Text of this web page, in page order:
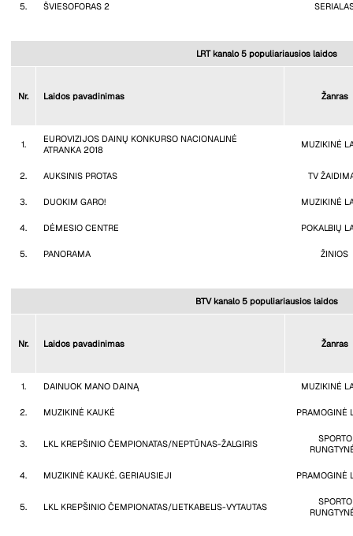
5. ŠVIESOFORAS 2
LRT kanalo 5 populiariausios laidos
Nr. Laidos pavadinimas Žanras
1.
EUROVIZIJOS DAINŲ KONKURSO NACIONALINĖ
ATRANKA 2018
MUZIKINĖ
2. AUKSINIS PROTAS TV
3. DUOKIM GARO! MUZIKINĖ
4. DĖMESIO CENTRE POKALBIŲ
5. PANORAMA ŽINIOS
BTV kanalo 5 populiariausios laidos
Nr. Laidos pavadinimas Žanras
1. DAINUOK MANO DAINĄ MUZIKINĖ
2. MUZIKINĖ KAUKĖ PRAMOGINĖ
3. LKL KREPŠINIO ČEMPIONATAS/NEPTŪNAS-ŽALGIRIS
SPORTO
4. MUZIKINĖ KAUKĖ. GERIAUSIEJI PRAMOGINĖ
5. LKL KREPŠINIO ČEMPIONATAS/LIETKABELIS-VYTAUTAS
SPORTO